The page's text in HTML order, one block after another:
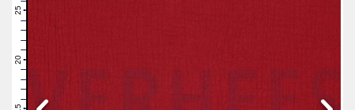
16
21
26